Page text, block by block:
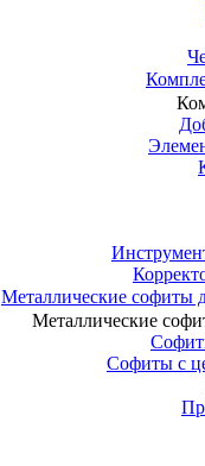
Металлические софиты
Металлические
Софиты с